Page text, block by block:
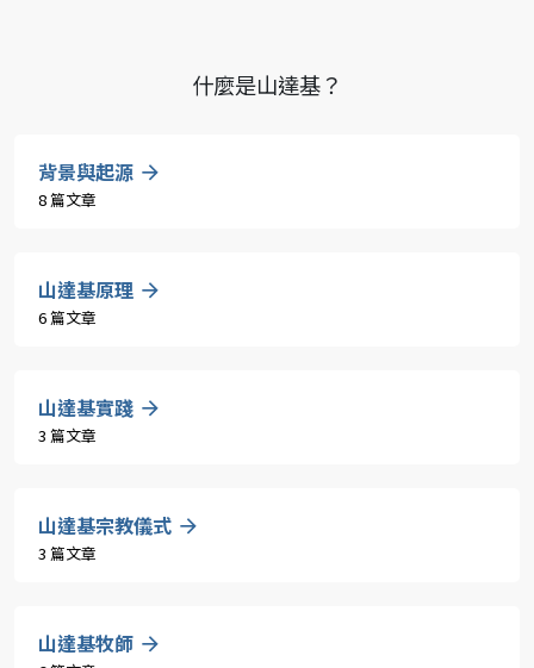
什麼是山達基？
背景與起源
8 篇文章
山達基原理
6 篇文章
山達基實踐
3 篇文章
山達基宗教儀式
3 篇文章
山達基牧師